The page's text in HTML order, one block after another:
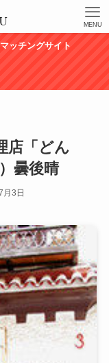
MENU
ッチングサイト
店「どん
曇後晴
月3日